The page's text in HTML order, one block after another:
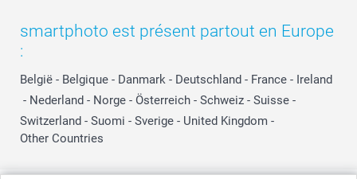
smartphoto est présent partout en Europe
:
België - Belgique - Danmark - Deutschland - France - Ireland
- Nederland - Norge - Österreich - Schweiz - Suisse -
Switzerland - Suomi - Sverige - United Kingdom -
Other Countries